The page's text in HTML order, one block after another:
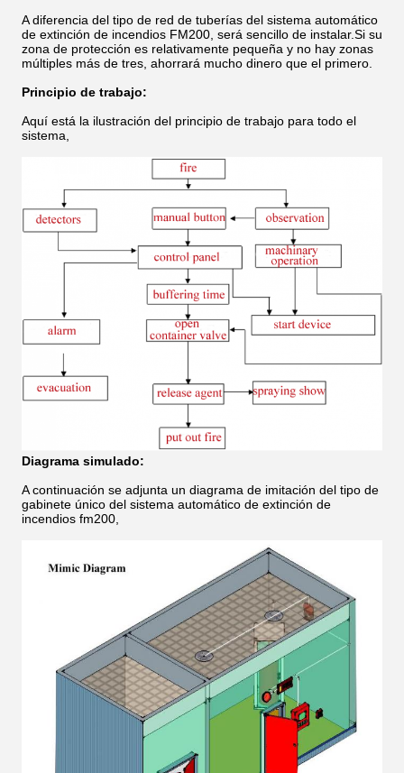
A diferencia del tipo de red de tuberías del sistema automático
de extinción de incendios FM200, será sencillo de instalar.Si su
zona de protección es relativamente pequeña y no hay zonas
múltiples más de tres, ahorrará mucho dinero que el primero.
Principio de trabajo:
Aquí está la ilustración del principio de trabajo para todo el
sistema,
Diagrama simulado:
A continuación se adjunta un diagrama de imitación del tipo de
gabinete único del sistema automático de extinción de
incendios fm200,